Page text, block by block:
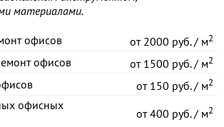
материалами.
офисов от2000 руб. / м2
офисов от1500 руб. / м2
от150 руб. / м2
офисных
от400 руб. / м2